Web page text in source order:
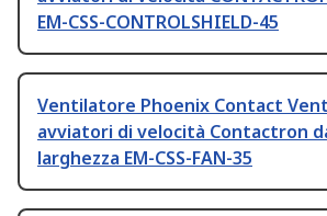
EM-CSS-CONTROLSHIELD-45
Ventilatore Phoenix Contact
avviatori di velocità Contactron
larghezza EM-CSS-FAN-35